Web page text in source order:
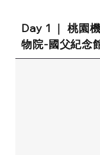
Day 1 ｜ 桃園
物院-國父紀念